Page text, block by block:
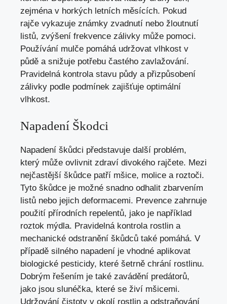
zejména v horkých letních měsících. Pokud
rajče vykazuje známky zvadnutí nebo žloutnutí
listů, zvýšení frekvence zálivky může pomoci.
Používání mulče pomáhá udržovat vlhkost v
půdě a snižuje potřebu častého zavlažování.
Pravidelná kontrola stavu půdy a přizpůsobení
zálivky podle podmínek zajišťuje optimální
vlhkost.
Napadení Škodci
Napadení škůdci představuje další problém,
který může ovlivnit zdraví divokého rajčete. Mezi
nejčastější škůdce patří mšice, molice a roztoči.
Tyto škůdce je možné snadno odhalit zbarvením
listů nebo jejich deformacemi. Prevence zahrnuje
použití přírodních repelentů, jako je například
roztok mýdla. Pravidelná kontrola rostlin a
mechanické odstranění škůdců také pomáhá. V
případě silného napadení je vhodné aplikovat
biologické pesticidy, které šetrně chrání rostlinu.
Dobrým řešením je také zavádění predátorů,
jako jsou slunéčka, které se živí mšicemi.
Udržování čistoty v okolí rostlin a odstraňování